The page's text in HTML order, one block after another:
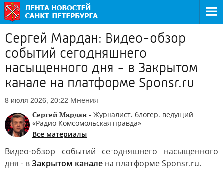
Сергей Мардан: Видео-обзор
событий сегодняшнего
насыщенного дня - в Закрытом
канале на платформе Sponsr.ru
8 июля 2026, 20:22 Мнения
Сергей Мардан - Журналист, блогер, ведущий
«Радио Комсомольская правда»
Все материалы
Видео-обзор событий сегодняшнего насыщенного
дня - вЗакрытом канале на платформе Sponsr.ru.